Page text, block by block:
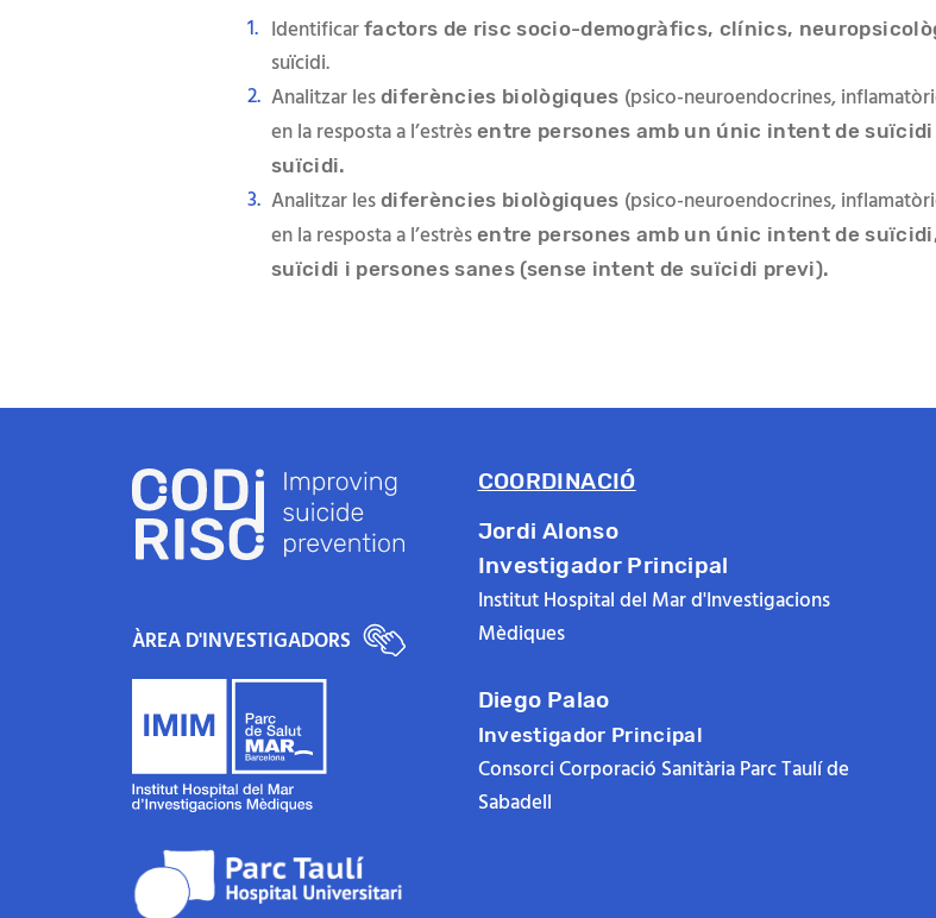
Identificar factors de risc socio-demogràfics, clínics,
suïcidi.
Analitzar les diferències biològiques (psico-neuroendocrines,
en la resposta a l’estrès entre persones amb un únic intent de suïcidi
suïcidi.
Analitzar les diferències biològiques (psico-neuroendocrines,
en la resposta a l’estrès entre persones amb un únic intent de
suïcidi i persones sanes (sense intent de suïcidi previ).
ÀREA D'INVESTIGADORS
COORDINACIÓ
Jordi Alonso
Investigador Principal
Institut Hospital del Mar d'Investigacions
Mèdiques
Diego Palao
Investigador Principal
Consorci Corporació Sanitària Parc Taulí de
Sabadell